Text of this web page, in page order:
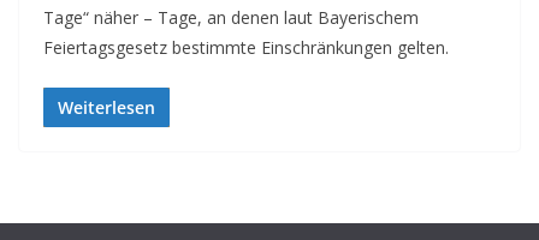
Tage“ näher – Tage, an denen laut Bayerischem
Feiertagsgesetz bestimmte Einschränkungen gelten.
Weiterlesen